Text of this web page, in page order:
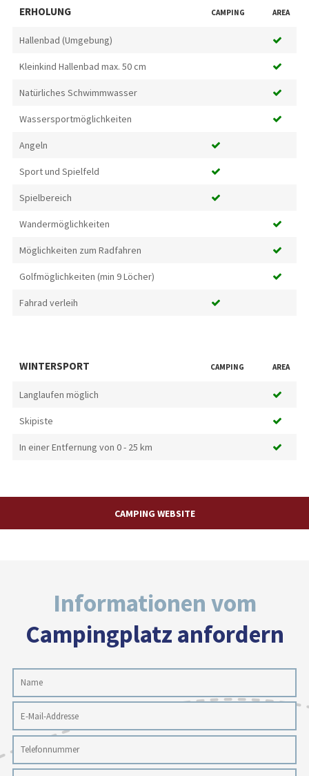
ERHOLUNG CAMPING AREA
Hallenbad (Umgebung)
Kleinkind Hallenbad max. 50 cm
Natürliches Schwimmwasser
Wassersportmöglichkeiten
Angeln
Sport und Spielfeld
Spielbereich
Wandermöglichkeiten
Möglichkeiten zum Radfahren
Golfmöglichkeiten (min 9 Löcher)
Fahrad verleih
WINTERSPORT CAMPING AREA
Langlaufen möglich
Skipiste
In einer Entfernung von 0 - 25 km
CAMPING WEBSITE
Informationen vom
Campingplatz anfordern